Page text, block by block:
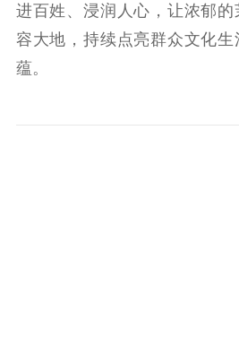
进百姓、浸润人心，让浓郁
容大地，持续点亮群众文化
蕴。